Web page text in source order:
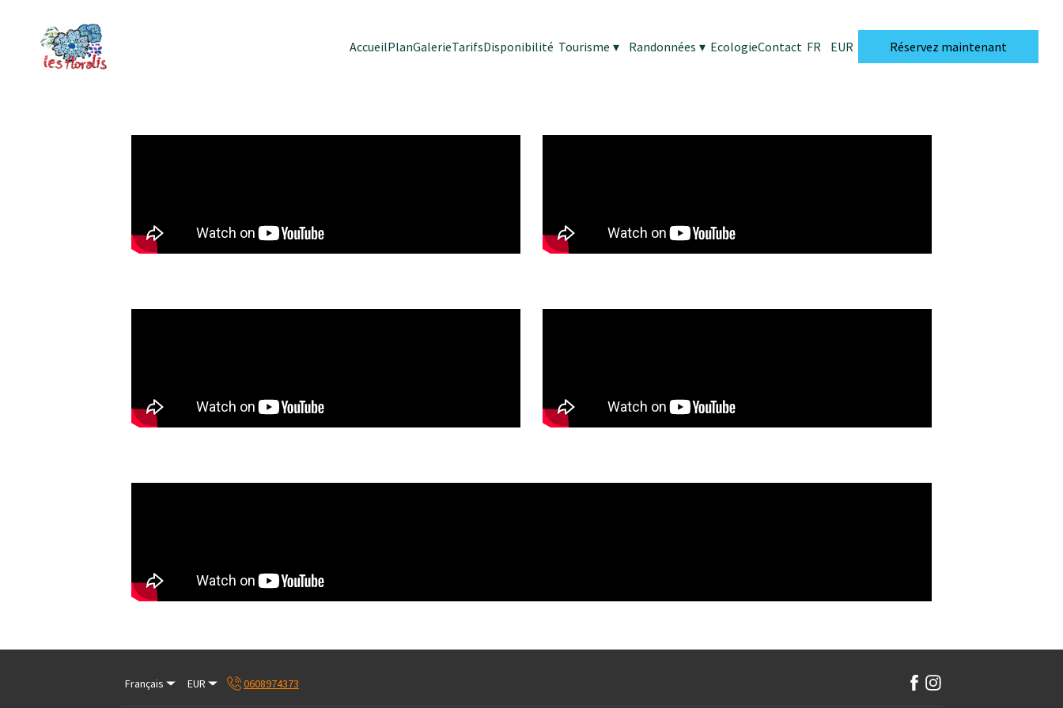
AccueilPlanGalerieTarifsDisponibilité Tourisme ▾ Randonnées ▾ EcologieContact FR EUR Réservez maintenant
Français EUR 0608974373